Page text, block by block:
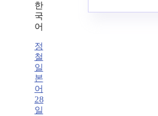
한
국
어
정
철
일
본
어
28
일